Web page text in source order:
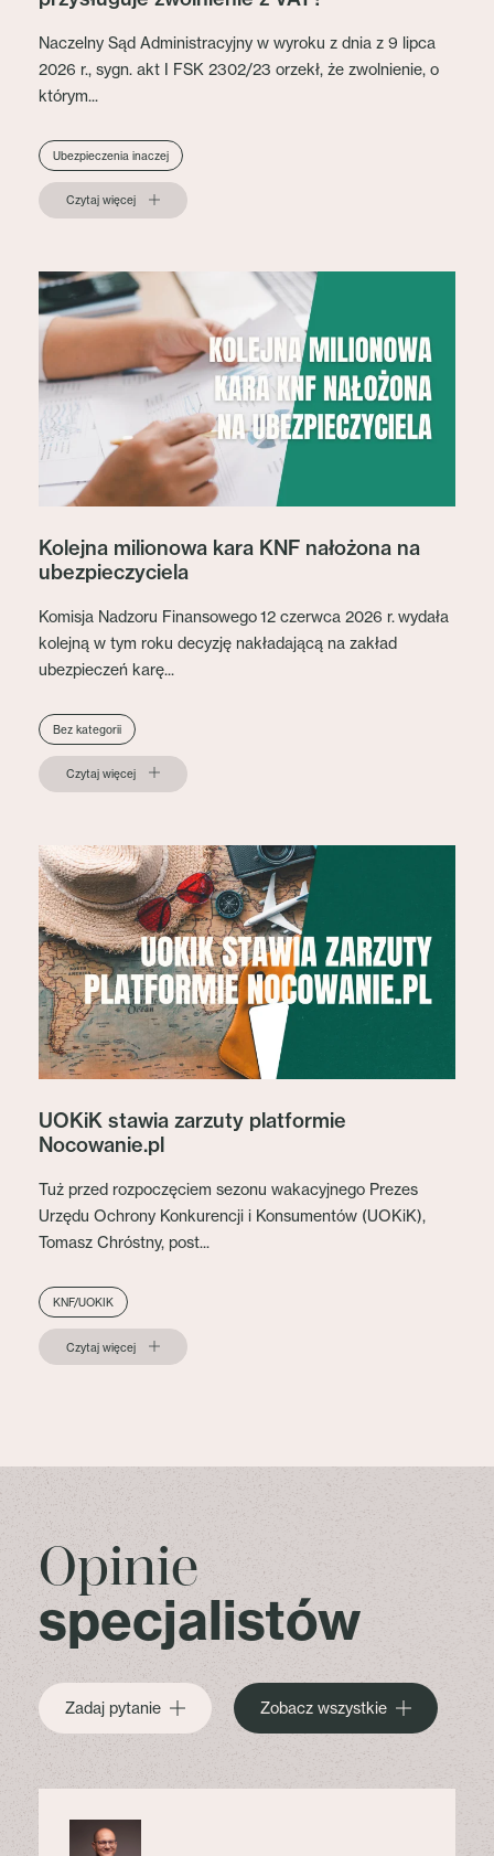
Naczelny Sąd Administracyjny w wyroku z dnia z 9 lipca
2026 r., sygn. akt I FSK 2302/23 orzekł, że zwolnienie, o
którym...
Ubezpieczenia inaczej
Czytaj więcej
Kolejna milionowa kara KNF nałożona na
ubezpieczyciela
Komisja Nadzoru Finansowego 12 czerwca 2026 r. wydała
kolejną w tym roku decyzję nakładającą na zakład
ubezpieczeń karę...
Bez kategorii
Czytaj więcej
UOKiK stawia zarzuty platformie
Nocowanie.pl
Tuż przed rozpoczęciem sezonu wakacyjnego Prezes
Urzędu Ochrony Konkurencji i Konsumentów (UOKiK),
Tomasz Chróstny, post...
KNF/UOKIK
Czytaj więcej
Opinie
specjalistów
Zadaj pytanie Zobacz wszystkie